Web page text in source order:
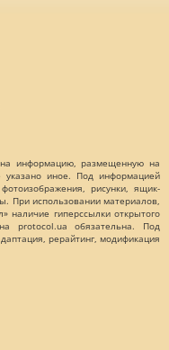
информацию, размещенную на
указано иное. Под информацией
рисунки, ящик-
При использовании материалов,
наличие гиперссылки открытого
protocol.ua обязательна. Под
рерайтинг, модификация